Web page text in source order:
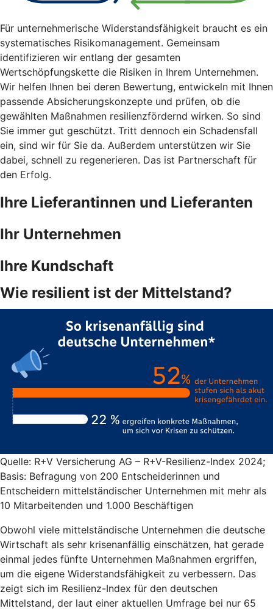
Für unternehmerische Widerstandsfähigkeit braucht es ein
systematisches Risikomanagement. Gemeinsam
identifizieren wir entlang der gesamten
Wertschöpfungskette die Risiken in Ihrem Unternehmen.
Wir helfen Ihnen bei deren Bewertung, entwickeln mit Ihnen
passende Absicherungskonzepte und prüfen, ob die
gewählten Maßnahmen resilienzfördernd wirken. So sind
Sie immer gut geschützt. Tritt dennoch ein Schadensfall
ein, sind wir für Sie da. Außerdem unterstützen wir Sie
dabei, schnell zu regenerieren. Das ist Partnerschaft für
den Erfolg.
Ihre Lieferantinnen und Lieferanten
Ihr Unternehmen
Ihre Kundschaft
Wie resilient ist der Mittelstand?
Quelle: R+V Versicherung AG – R+V-Resilienz-Index 2024;
Basis: Befragung von 200 Entscheiderinnen und
Entscheidern mittelständischer Unternehmen mit mehr als
10 Mitarbeitenden und 1.000 Beschäftigen
Obwohl viele mittelständische Unternehmen die deutsche
Wirtschaft als sehr krisenanfällig einschätzen, hat gerade
einmal jedes fünfte Unternehmen Maßnahmen ergriffen,
um die eigene Widerstandsfähigkeit zu verbessern. Das
zeigt sich im Resilienz-Index für den deutschen
Mittelstand, der laut einer aktuellen Umfrage bei nur 65